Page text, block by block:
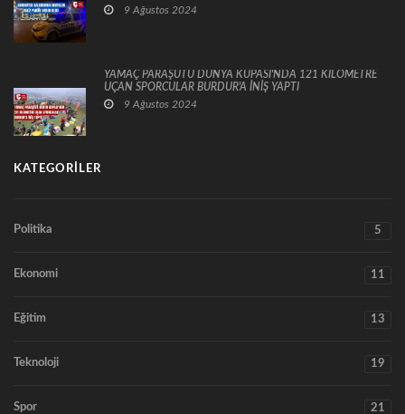
9 Ağustos 2024
YAMAÇ PARAŞÜTÜ DÜNYA KUPASI'NDA 121 KİLOMETRE
UÇAN SPORCULAR BURDUR'A İNİŞ YAPTI
9 Ağustos 2024
KATEGORILER
Politika 5
Ekonomi 11
Eğitim 13
Teknoloji 19
Spor 21